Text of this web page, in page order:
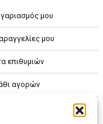
μου
μου
επιθυμιών
αγορών